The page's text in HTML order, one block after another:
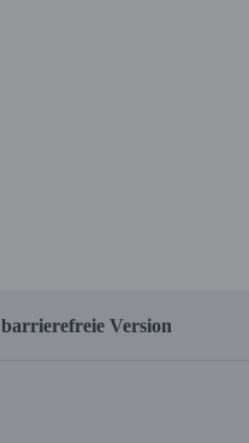
barrierefreie Version